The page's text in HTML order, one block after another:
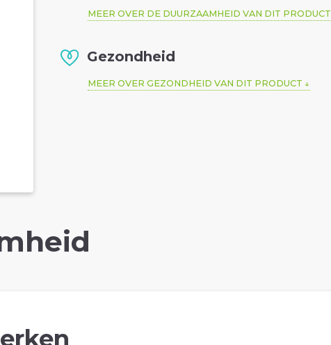
MEER OVER DE DUURZAAMHEID VAN DIT PRODUCT
Gezondheid
MEER OVER GEZONDHEID VAN DIT PRODUCT